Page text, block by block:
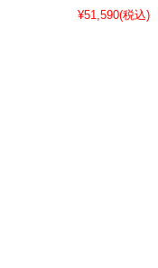
¥51,590(税込)